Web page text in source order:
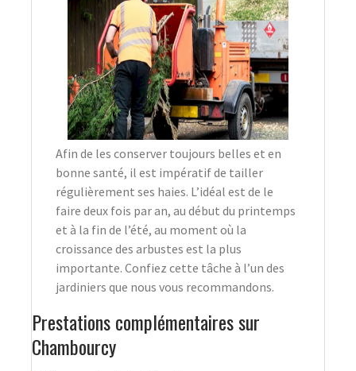
Afin de les conserver toujours belles et en
bonne santé, il est impératif de tailler
régulièrement ses haies. L’idéal est de le
faire deux fois par an, au début du printemps
et à la fin de l’été, au moment où la
croissance des arbustes est la plus
importante. Confiez cette tâche à l’un des
jardiniers que nous vous recommandons.
Prestations complémentaires sur
Chambourcy